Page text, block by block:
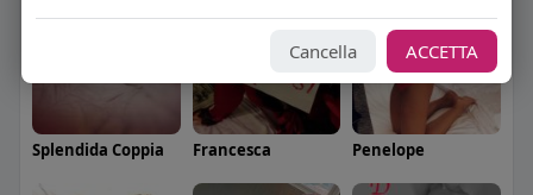
Splendida Coppia Francesca Penelope
Cancella ACCETTA